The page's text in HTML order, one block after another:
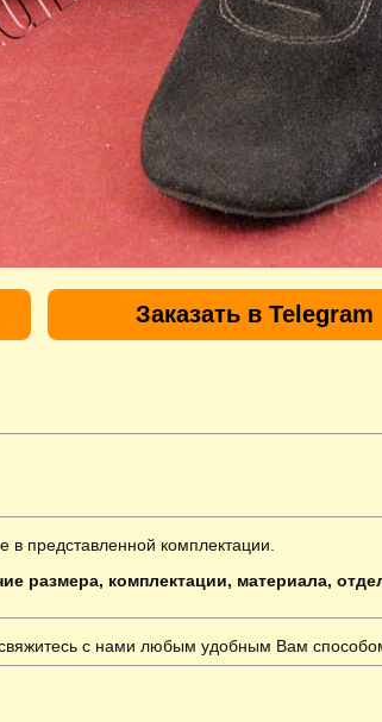
Заказать в Telegram
в представленной комплектации.
размера, комплектации, материала,
с нами любым удобным Вам